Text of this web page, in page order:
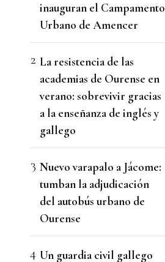
inauguran el Campamento
Urbano de Amencer
La resistencia de las
academias de Ourense en
verano: sobrevivir gracias
a la enseñanza de inglés y
gallego
Nuevo varapalo a Jácome:
tumban la adjudicación
del autobús urbano de
Ourense
Un guardia civil gallego